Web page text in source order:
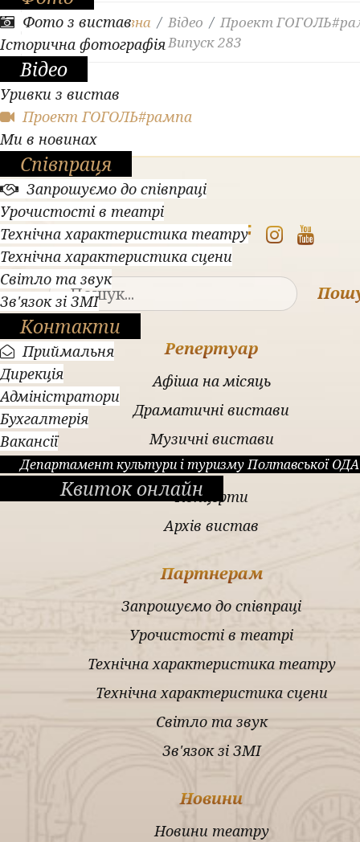
Фото з вистав
Історична фотографія
Відео
Уривки з вистав
Проект ГОГОЛЬ#рампа
Ми в новинах
Співпраця
Запрошуємо до співпраці
Урочистості в театрі
Технічна характеристика театру
Технічна характеристика сцени
Світло та звук
Зв'язок зі ЗМІ
Контакти
Приймальня
Дирекція
Адміністратори
Бухгалтерія
Вакансії
Департамент культури і туризму Полтавської ОДА
Квиток онлайн
Ви тут:Головна Відео
Проект
Гоголівці у Києві. Випуск 283
Підпишіться:
Репертуар
Афіша на місяць
Драматичні вистави
Музичні вистави
Вистави для дітей
Концерти
Архів вистав
Партнерам
Запрошуємо до співпраці
Урочистості в театрі
Технічна характеристика театру
Технічна характеристика сцени
Світло та звук
Зв'язок зі ЗМІ
Новини
Новини театру